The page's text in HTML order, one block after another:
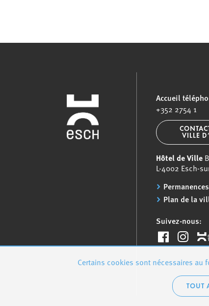
Accueil
+352 2754 1
VILLE
Hôtel de Ville
L-4002 Esch-
Permanences
Plan de la
Suivez-nous:
Certains cookies sont nécessaires au
TOUT